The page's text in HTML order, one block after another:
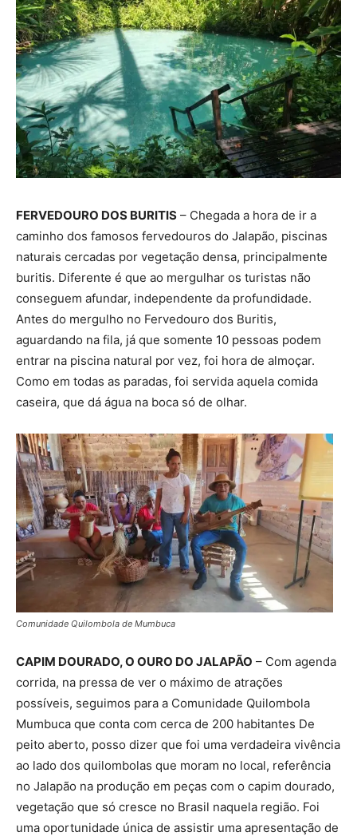
FERVEDOURO DOS BURITIS – Chegada a hora de ir a
caminho dos famosos fervedouros do Jalapão, piscinas
naturais cercadas por vegetação densa, principalmente
buritis. Diferente é que ao mergulhar os turistas não
conseguem afundar, independente da profundidade.
Antes do mergulho no Fervedouro dos Buritis,
aguardando na fila, já que somente 10 pessoas podem
entrar na piscina natural por vez, foi hora de almoçar.
Como em todas as paradas, foi servida aquela comida
caseira, que dá água na boca só de olhar.
Comunidade Quilombola de Mumbuca
CAPIM DOURADO, O OURO DO JALAPÃO – Com agenda
corrida, na pressa de ver o máximo de atrações
possíveis, seguimos para a Comunidade Quilombola
Mumbuca que conta com cerca de 200 habitantes De
peito aberto, posso dizer que foi uma verdadeira vivência
ao lado dos quilombolas que moram no local, referência
no Jalapão na produção em peças com o capim dourado,
vegetação que só cresce no Brasil naquela região. Foi
uma oportunidade única de assistir uma apresentação de